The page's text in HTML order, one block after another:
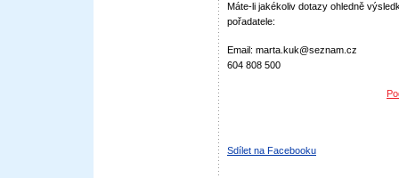
Máte-li jakékoliv dotazy ohledně
pořadatele:
Email: marta.kuk@seznam.cz
604 808 500
Sdílet na Facebooku